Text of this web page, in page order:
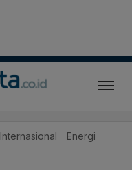
Internasional Energi